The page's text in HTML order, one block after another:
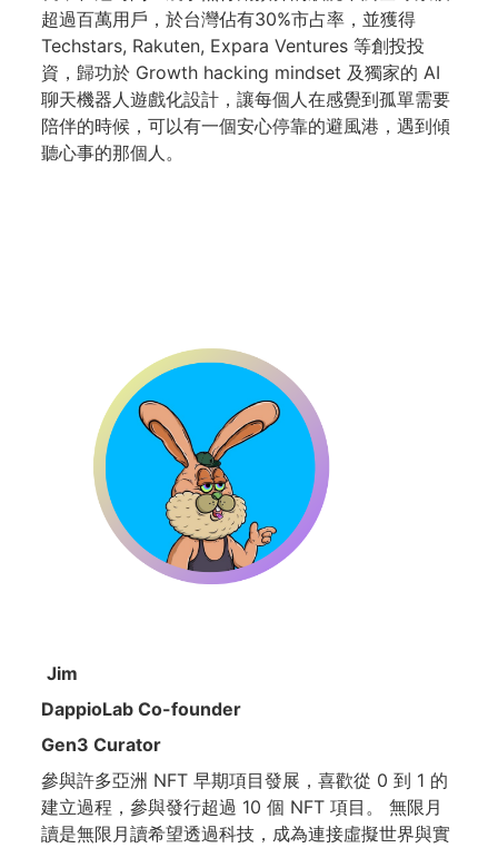
超過百萬用戶，於台灣佔有30%市占率，並獲得
Techstars, Rakuten, Expara Ventures 等創投投
資，歸功於 Growth hacking mindset 及獨家的 AI
聊天機器人遊戲化設計，讓每個人在感覺到孤單需要
陪伴的時候，可以有一個安心停靠的避風港，遇到傾
聽心事的那個人。
Jim
DappioLab Co-founder
Gen3 Curator
參與許多亞洲 NFT 早期項目發展，喜歡從 0 到 1 的
建立過程，參與發行超過 10 個 NFT 項目。 無限月
讀是無限月讀希望透過科技，成為連接虛擬世界與實